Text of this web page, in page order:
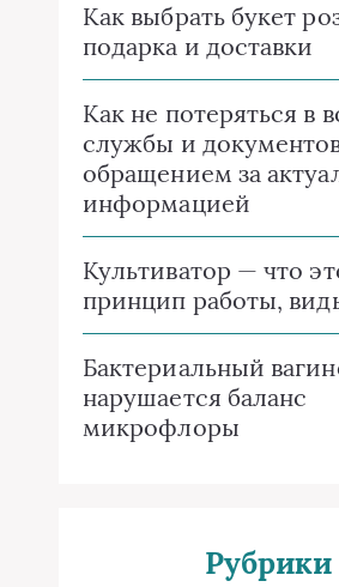
Как выбрать букет
подарка и доставки
Как не потеряться в
службы и
обращением за
информацией
Культиватор — что
принцип работы,
Бактериальный
нарушается баланс
микрофлоры
Рубрики